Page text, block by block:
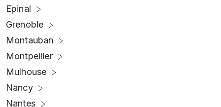
Epinal
Grenoble
Montauban
Montpellier
Mulhouse
Nancy
Nantes